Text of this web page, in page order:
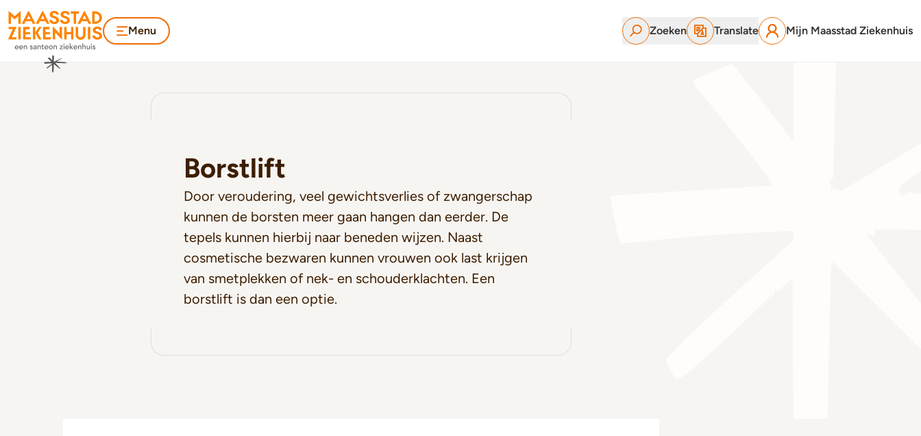
Menu Zoeken Translate Mijn Maasstad Ziekenhuis
Borstlift
Door veroudering, veel gewichtsverlies of zwangerschap
kunnen de borsten meer gaan hangen dan eerder. De
tepels kunnen hierbij naar beneden wijzen. Naast
cosmetische bezwaren kunnen vrouwen ook last krijgen
van smetplekken of nek- en schouderklachten. Een
borstlift is dan een optie.